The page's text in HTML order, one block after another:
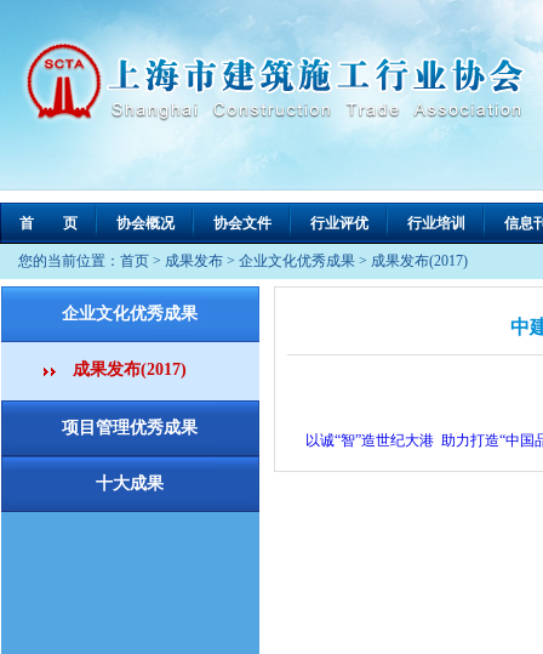
首 页 协会概况 协会文件 行业评优 行业培训 信息
您的当前位置： 首页 > 成果发布 > 企业文化优秀成果 > 成果发布(2017)
企业文化优秀成果
成果发布(2017)
项目管理优秀成果
十大成果
中
以诚“智”造世纪大港 助力打造“中国